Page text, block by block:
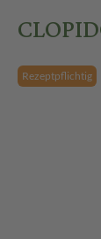
Rezeptpflichtig